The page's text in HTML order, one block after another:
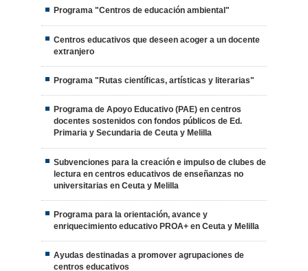
Programa "Centros de educación ambiental"
Centros educativos que deseen acoger a un docente
extranjero
Programa "Rutas científicas, artísticas y literarias"
Programa de Apoyo Educativo (PAE) en centros
docentes sostenidos con fondos públicos de Ed.
Primaria y Secundaria de Ceuta y Melilla
Subvenciones para la creación e impulso de clubes de
lectura en centros educativos de enseñanzas no
universitarias en Ceuta y Melilla
Programa para la orientación, avance y
enriquecimiento educativo PROA+ en Ceuta y Melilla
Ayudas destinadas a promover agrupaciones de
centros educativos